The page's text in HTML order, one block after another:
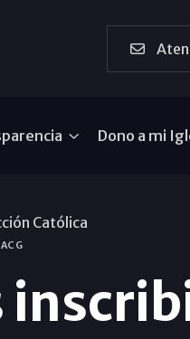
Dono a mi
Católica
ACG